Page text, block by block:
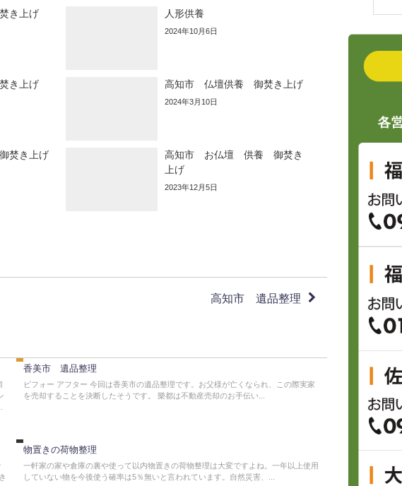
き上げ 人形供養
2024年10月6日
き上げ 高知市 仏壇供養 御焚き上げ
2024年3月10日
焚き上げ
高知市 お仏壇 供養 御焚き
上げ
2023年12月5日
高知市 遺品整理
香美市 遺品整理
ビフォー アフター 今回は香美市の遺品整理です。お父様が亡くなられ、この際実家
を売却することを決断したそうです。 樂都は不動産売却のお手伝い...
物置きの荷物整理
一軒家の家や倉庫の裏や使って以内物置きの荷物整理は大変ですよね。一年以上使用
していない物を今後使う確率は5％無いと言われています。自然災害、...
用